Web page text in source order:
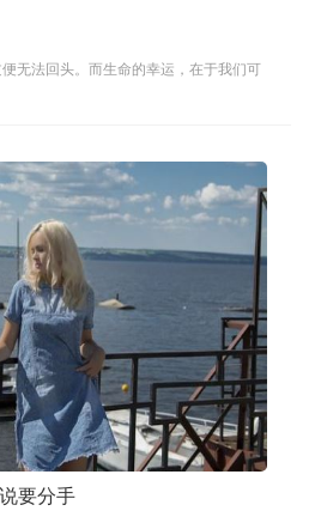
无法回头。而生命的幸运，在于我们可
要分手